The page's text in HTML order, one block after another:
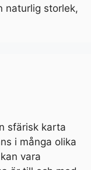
naturlig storlek,
sfärisk karta
i många olika
vara